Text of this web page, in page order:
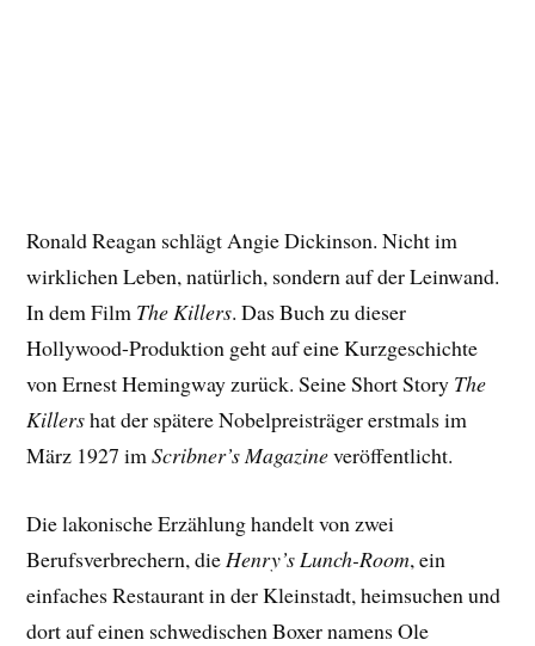
Ronald Reagan schlägt Angie Dickinson. Nicht im
wirklichen Leben, natürlich, sondern auf der Leinwand.
In dem Film The Killers. Das Buch zu dieser
Hollywood-Produktion geht auf eine Kurzgeschichte
von Ernest Hemingway zurück. Seine Short Story The
Killershat der spätere Nobelpreisträger erstmals im
März 1927 imScribner’s Magazineveröffentlicht.
Die lakonische Erzählung handelt von zwei
Berufsverbrechern, die Henry’s Lunch-Room, ein
einfaches Restaurant in der Kleinstadt, heimsuchen und
dort auf einen schwedischen Boxer namens Ole